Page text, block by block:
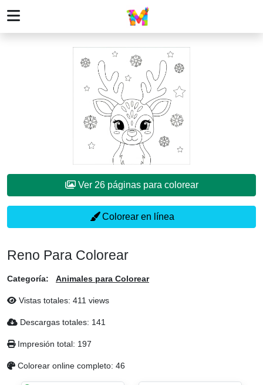
Ver 26 páginas para colorear
Colorear en línea
Reno Para Colorear
Categoría: Animales para Colorear
Vistas totales: 411 views
Descargas totales: 141
Impresión total: 197
Colorear online completo: 46